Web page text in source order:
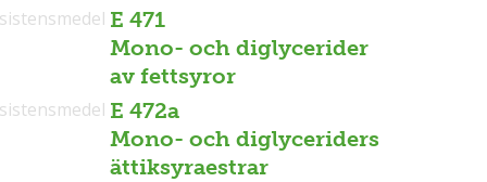
E 471
Mono- och diglycerider
av fettsyror
E 472a
Mono- och diglyceriders
ättiksyraestrar